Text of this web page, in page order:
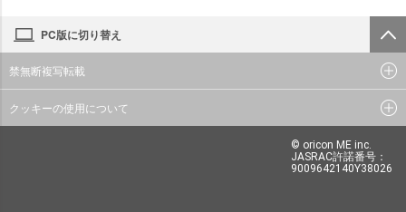
PC版に切り替え
禁無断複写転載
クッキーの使用について
© oricon ME inc.
JASRAC許諾番号：
9009642140Y38026